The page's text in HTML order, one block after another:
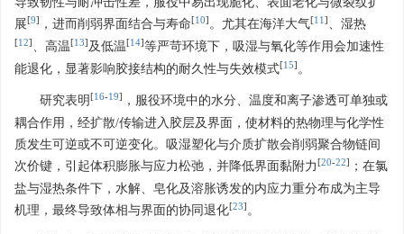
展[9] ，进而削弱界面结合与寿命[10] 。尤其在海洋大气[11 ] 、湿热
[12] 、高温[13] 及低温[14]等严苛环境下，吸湿与氧化等作用会加速性
能退化，显著影响胶接结构的耐久性与失效模式[15] 。
研究表明 [16-19]
，服役环境中的水分、温度和离子渗透可单独或
耦合作用，经扩散/传输进入胶层及界面，使材料的热物理与化学性
质发生可逆或不可逆变化。吸湿塑化与介质扩散会削弱聚合物链间
次价键，引起体积膨胀与应力松弛，并降低界面黏附力 [20-22]
；在氯
盐与湿热条件下，水解、皂化及溶胀诱发的内应力重分布成为主导
机理，最终导致体相与界面的协同退化[23] 。